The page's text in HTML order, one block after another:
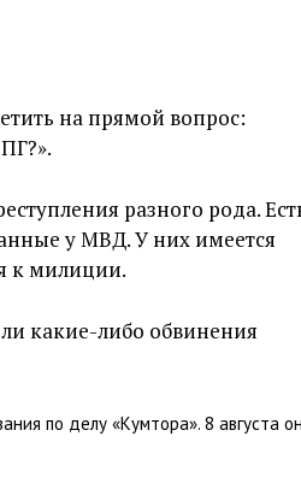
на прямой вопрос:
разного рода.
у МВД. У них имеется
к милиции.
какие-либо обвинения
по делу «Кумтора». 8 августа он